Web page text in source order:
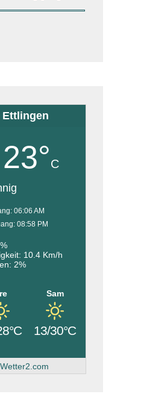
23°C
06:06 AM
08:58 PM
10.4 Km/h
2%
Sam
13/30°C
Wetter2.com